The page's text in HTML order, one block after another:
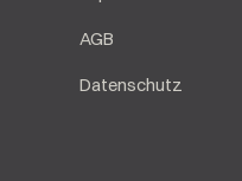
AGB
Datenschutz